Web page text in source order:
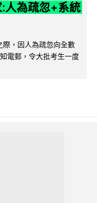
人為疏忽+系統
，因人為疏忽向全數
電郵，令大批考生一度